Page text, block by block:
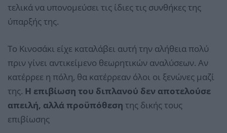
τελικά να υπονομεύσει τις ίδιες τις συνθήκες της
ύπαρξής της.
Το Κινοσάκι είχε καταλάβει αυτή την αλήθεια πολύ
πριν γίνει αντικείμενο θεωρητικών αναλύσεων. Αν
κατέρρεε η πόλη, θα κατέρρεαν όλοι οι ξενώνες μαζί
της. Η επιβίωση του διπλανού δεν αποτελούσε
απειλή, αλλά προϋπόθεση της δικής τους
επιβίωσης